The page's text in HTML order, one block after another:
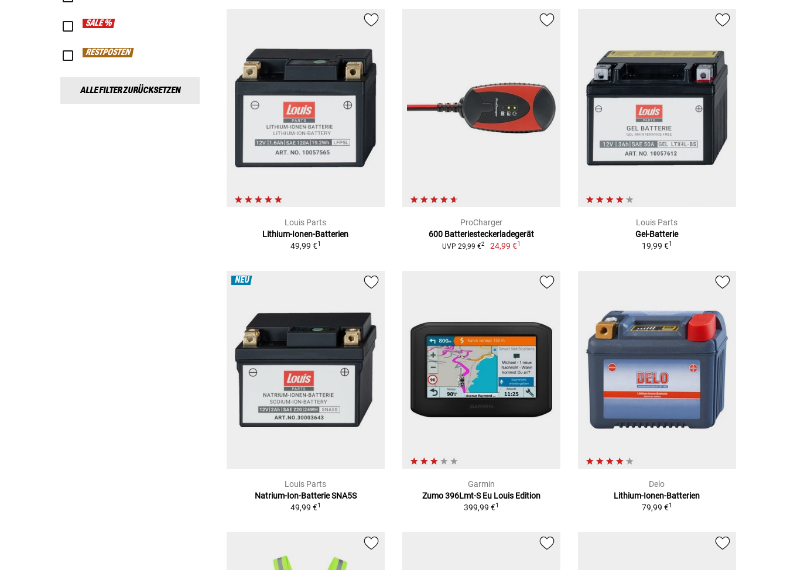
SALE %
RESTPOSTEN
ALLE FILTER ZURÜCKSETZEN
Louis Parts
Lithium-Ionen-Batterien
49,99 €1
ProCharger
600 Batteriesteckerladegerät
UVP 29,99 €2 24,99 €1
Louis Parts
Gel-Batterie
19,99 €1
NEU
Louis Parts
Natrium-Ion-Batterie SNA5S
49,99 €1
Garmin
Zumo 396Lmt-S Eu Louis Edition
399,99 €1
Delo
Lithium-Ionen-Batterien
79,99 €1